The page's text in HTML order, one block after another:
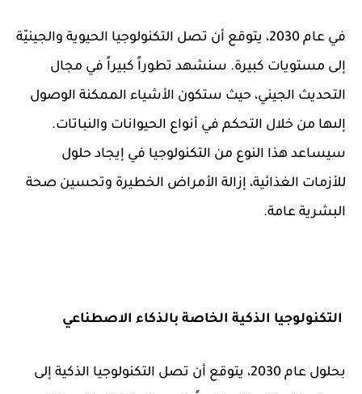
في عام 2030، يتوقع أن تصل التكنولوجيا الحيوية والجينيّة
إلى مستويات كبيرة. سنشهد تطوراً كبيراً في مجال
التحديث الجيني، حيث ستكون الأشياء الممكنة الوصول
إلىها من خلال التحكم في أنواع الحيوانات والنباتات.
سيساعد هذا النوع من التكنولوجيا في إيجاد حلول
للأزمات الغذائية، إزالة الأمراض الخطيرة وتحسين صحة
البشرية عامة.
التكنولوجيا الذكية الخاصة بالذكاء الاصطناعي
بحلول عام 2030، يتوقع أن تصل التكنولوجيا الذكية إلى